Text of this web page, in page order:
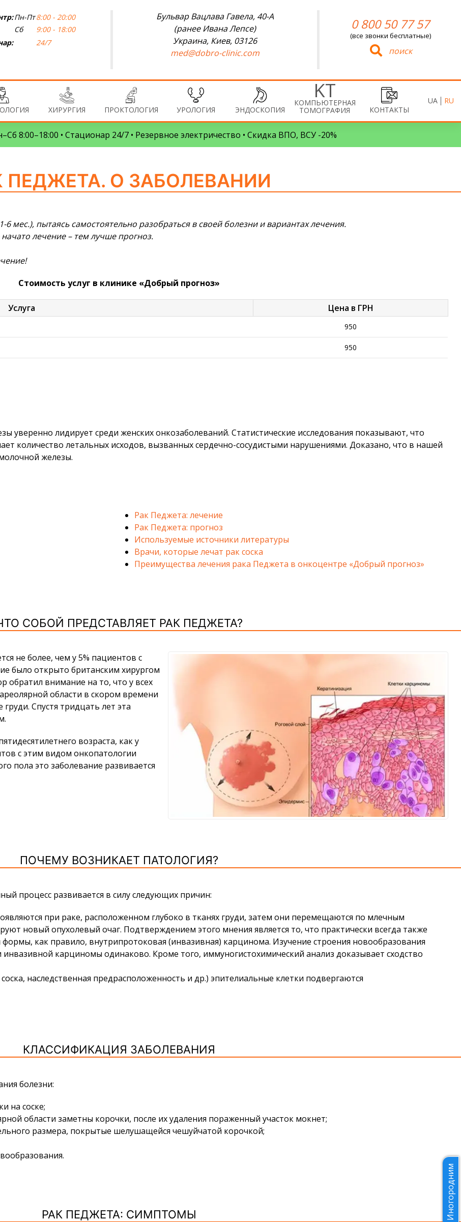
Пн-Пт
Сб
8:00 - 20:00
9:00 - 18:00
24/7
Бульвар Вацлава Гавела, 40-А
(ранее Ивана Лепсе)
Украина, Киев, 03126
med@dobro-clinic.com
0 800 50 77 57
(все звонки бесплатные)
поиск
ХИРУРГИЯ ПРОКТОЛОГИЯ УРОЛОГИЯ ЭНДОСКОПИЯ
КОМПЬЮТЕРНАЯ
ТОМОГРАФИЯ КОНТАКТЫ
UA RU
8:00–18:00 • Стационар 24/7 • Резервное электричество • Скидка ВПО, ВСУ -20%
ПЕДЖЕТА. О ЗАБОЛЕВАНИИ
мес.), пытаясь самостоятельно разобраться в своей болезни и вариантах лечения.
лечение – тем лучше прогноз.
Стоимость услуг в клинике «Добрый прогноз»
Услуга Цена в ГРН
950
950
уверенно лидирует среди женских онкозаболеваний. Статистические исследования показывают, что
количество летальных исходов, вызванных сердечно-сосудистыми нарушениями. Доказано, что в нашей
железы.
Рак Педжета: лечение
Рак Педжета: прогноз
Используемые источники литературы
Врачи, которые лечат рак соска
Преимущества лечения рака Педжета в онкоцентре «Добрый прогноз»
СОБОЙ ПРЕДСТАВЛЯЕТ РАК ПЕДЖЕТА?
не более, чем у 5% пациентов с
было открыто британским хирургом
обратил внимание на то, что у всех
области в скором времени
Спустя тридцать лет эта
возраста, как у
с этим видом онкопатологии
пола это заболевание развивается
ПОЧЕМУ ВОЗНИКАЕТ ПАТОЛОГИЯ?
процесс развивается в силу следующих причин:
при раке, расположенном глубоко в тканях груди, затем они перемещаются по млечным
новый опухолевый очаг. Подтверждением этого мнения является то, что практически всегда также
формы, как правило, внутрипротоковая (инвазивная) карцинома. Изучение строения новообразования
карциномы одинаково. Кроме того, иммуногистохимический анализ доказывает сходство
наследственная предрасположенность и др.) эпителиальные клетки подвергаются
КЛАССИФИКАЦИЯ ЗАБОЛЕВАНИЯ
болезни:
на соске;
области заметны корочки, после их удаления пораженный участок мокнет;
размера, покрытые шелушащейся чешуйчатой корочкой;
РАК ПЕДЖЕТА: СИМПТОМЫ Иногородним